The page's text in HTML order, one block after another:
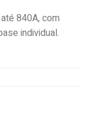
840A, com
individual.